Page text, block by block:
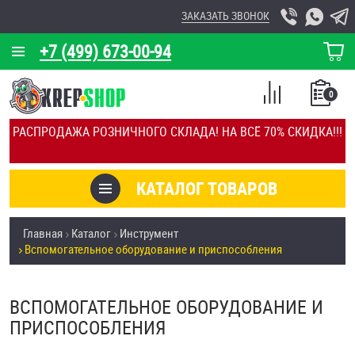
РАСПРОДАЖА РОЗНИЧНОГО СКЛАДА! НА ВСЁ 70% СКИДКА!!!
+7 (499) 673-00-94
ЗАКАЗАТЬ ЗВОНОК
КОРЗИНА
О КОМПАНИИ
КАЛЬКУЛЯТОР
ОТЗЫВЫ
УСЛУГИ
СКИДКИ
ОПТ
ПОКУПАТЕЛЯМ
КАТАЛОГ ТОВАРОВ
0
СПИСОК
СРАВНЕНИЕ
Товары со скидкой
Анкеры
Антивандальный крепёж, инструмент
Главная Каталог Инструмент
Вспомогательное оборудование и приспособления
ВСПОМОГАТЕЛЬНОЕ ОБОРУДОВАНИЕ И
ПРИСПОСОБЛЕНИЯ